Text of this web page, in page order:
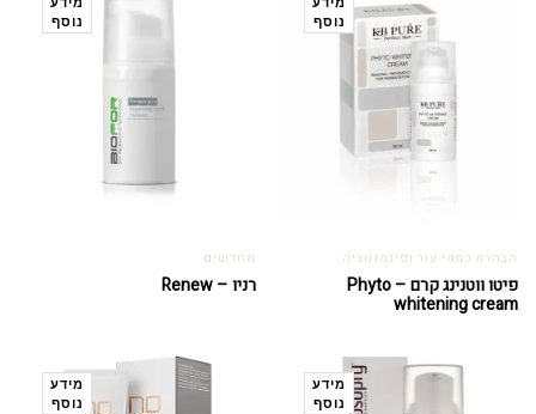
נוסף
הבהרת כתמי עור ופיגמנטציה
פיטו ווטנינג קרם – Phyto
whitening cream
נוסף
מחדשים
רניו – Renew
מידע
נוסף
מידע
נוסף